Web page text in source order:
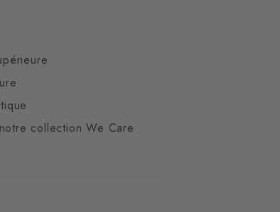
collection We Care